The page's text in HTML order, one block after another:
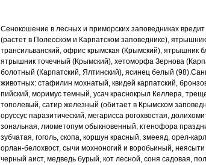
Сенокошение в лесных и приморских заповедниках
(растет в Полесском и Карпатском заповеднике),
трансильванский, офрис крымская(Крымский), ятрышник
ятрышник точечный (Крымский), хетоморфа Зернова
болотный (Карпатский, Ялтинский), ясинец белый (98).
животных: стафилин мохнатый, квидей карпатский,
пийский, моримус темный, усач краснокрыл Келлера,
тополевый,сатир железный (обитает в Крымском
оруссус паразитический,мегарисса рогохвостая,
зональная, лиометопум обыкновенный,ктенофора
зубчатая, гоголь, скопа, коршун красный, змееяд,орел-
орлан-белохвост, сычи мохноногий и воробьиный,
черныйаист, медведь бурый, кот лесной, соня садовая,